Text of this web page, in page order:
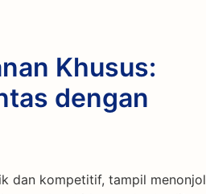
Khusus:
dengan
dan kompetitif, tampil menonjol